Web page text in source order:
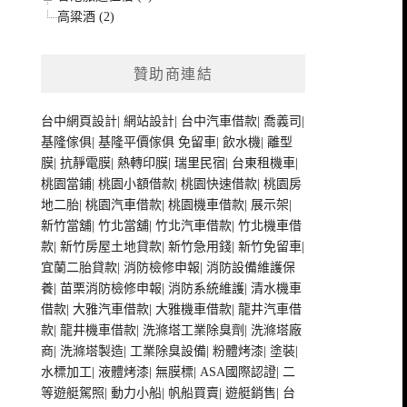
高粱酒 (2)
贊助商連結
台中網頁設計 |網站設計 台中汽車借款 |喬義司
基隆傢俱 |基隆平價傢俱 免留車 |飲水機 |離型
膜 |抗靜電膜 |熱轉印膜 |瑞里民宿 台東租機車
桃園當鋪 |桃園小額借款 |桃園快速借款 |桃園房
地二胎 |桃園汽車借款 |桃園機車借款 展示架
新竹當舖 |竹北當舖 |竹北汽車借款 |竹北機車借
款 |新竹房屋土地貸款 |新竹急用錢 |新竹免留車
宜蘭二胎貸款 |消防檢修申報 |消防設備維護保
養 |苗栗消防檢修申報 |消防系統維護 |清水機車
借款 |大雅汽車借款 |大雅機車借款 |龍井汽車借
款 |龍井機車借款 洗滌塔工業除臭劑
洗滌塔廠
商 洗滌塔製造 工業除臭設備 |粉體烤漆 |塗裝
水標加工 |液體烤漆 |無膜標 |ASA國際認證 |二
等遊艇駕照 |動力小船 帆船買賣 |遊艇銷售 台